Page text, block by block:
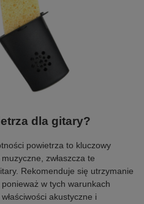
dla gitary?
powietrza to kluczowy
zwłaszcza te
Rekomenduje się utrzymanie
w tych warunkach
akustyczne i